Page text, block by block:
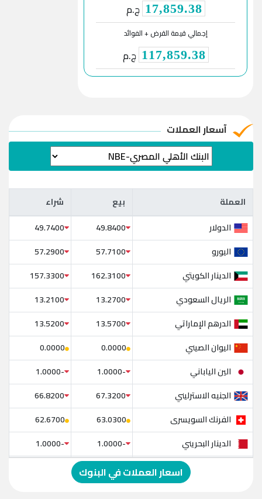
17,859.38 ج.م
إجمالي قيمة القرض + الفوائد
117,859.38 ج.م
آسعار العملات
العملة بيع شراء العملة بيع
شراء
الدولار
49.8400
49.7400
اليورو
57.7100
57.2900
الدينار الكويتي
162.3100
157.3300
الريال السعودي
13.2700
13.2100
الدرهم الإماراتي
13.5700
13.5200
اليوان الصيني
0.0000
0.0000
الين الياباني
-1.0000
-1.0000
الجنيه الاسترليني
67.3200
66.8200
الفرنك السويسرى
63.0300
62.6700
الدينار البحريني
-1.0000
-1.0000
الدولار الإسترالي
-1.0000
اسعار العملات في البنوك